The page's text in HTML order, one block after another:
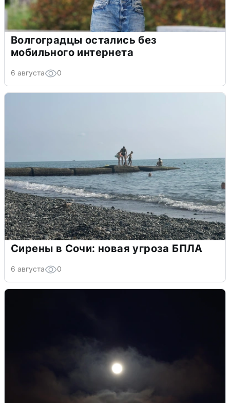
Волгоградцы остались без
мобильного интернета
6 августа 0
Сирены в Сочи: новая угроза БПЛА
6 августа 0